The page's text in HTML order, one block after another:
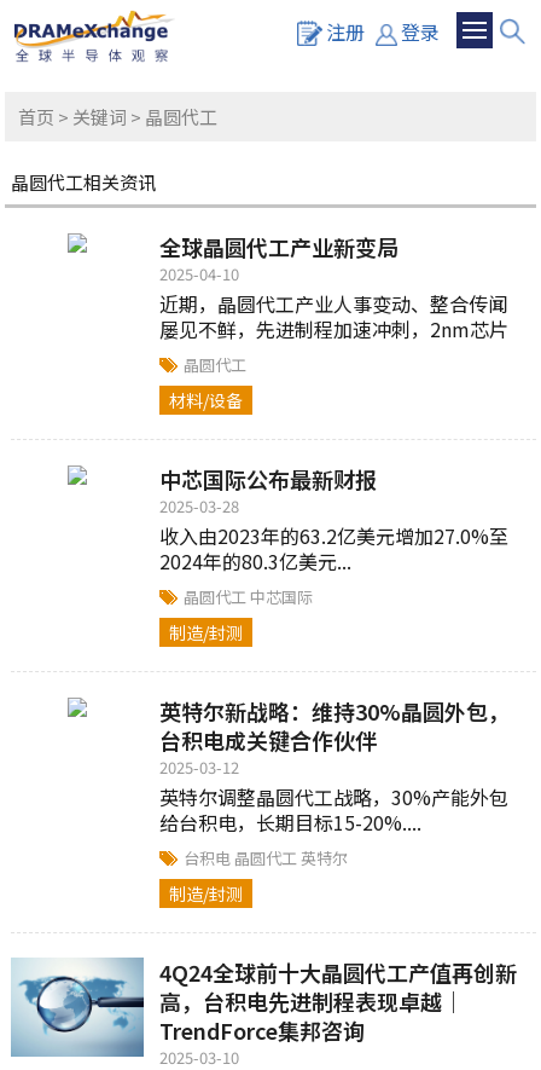
注册 登录
首页 > 关键词 > 晶圆代工
晶圆代工相关资讯
全球晶圆代工产业新变局
2025-04-10
近期，晶圆代工产业人事变动、整合传闻
屡见不鲜，先进制程加速冲刺，2nm芯片
在今年将实现量产/试产...
晶圆代工
材料/设备
中芯国际公布最新财报
2025-03-28
收入由2023年的63.2亿美元增加27.0%至
2024年的80.3亿美元...
晶圆代工 中芯国际
制造/封测
英特尔新战略：维持30%晶圆外包，
台积电成关键合作伙伴
2025-03-12
英特尔调整晶圆代工战略，30%产能外包
给台积电，长期目标15-20%....
台积电 晶圆代工 英特尔
制造/封测
4Q24全球前十大晶圆代工产值再创新
高，台积电先进制程表现卓越｜
TrendForce集邦咨询
2025-03-10